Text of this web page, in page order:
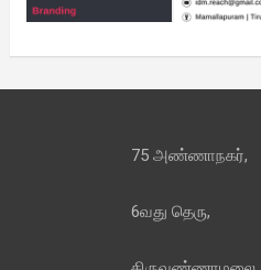
75 அண்ணாநகர்,
6வது தெரு,